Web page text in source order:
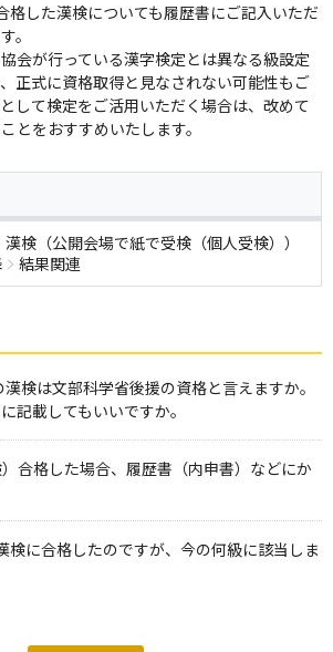
格した漢検についても履歴書にご記入いただ
。
会が行っている漢字検定とは異なる級設定
正式に資格取得と見なされない可能性もご
して検定をご活用いただく場合は、改めて
とをおすすめいたします。
漢検（公開会場で紙で受検（個人受検））
結果関連
検は文部科学省後援の資格と言えますか。
記載してもいいですか。
）合格した場合、履歴書（内申書）などにか
検に合格したのですが、今の何級に該当しま